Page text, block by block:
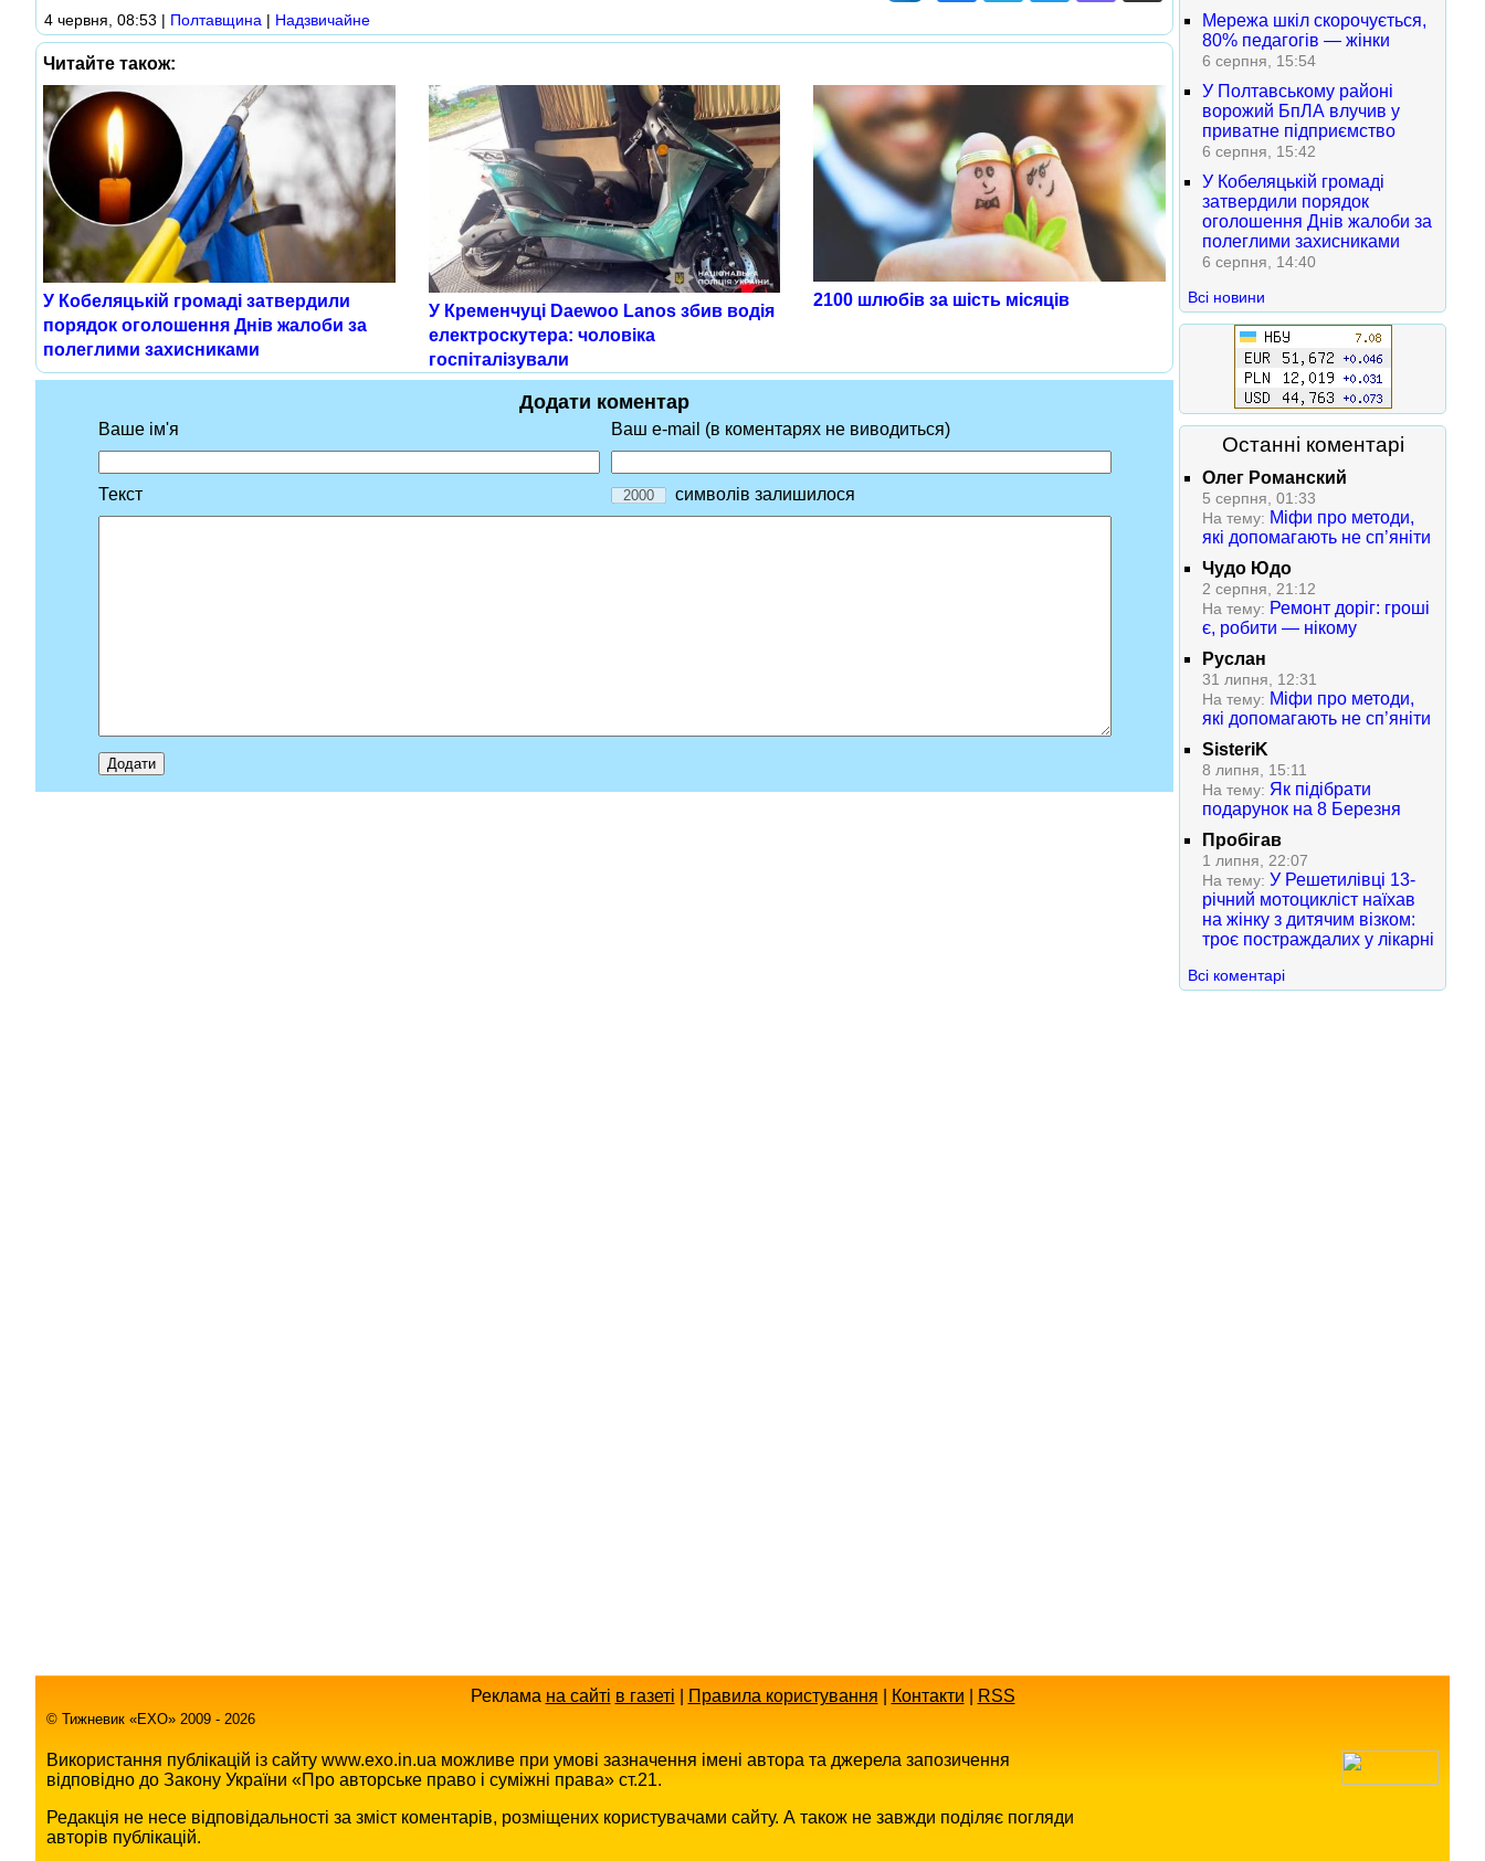
4 червня, 08:53 | Полтавщина | Надзвичайне
Читайте також:
У Кобеляцькій громаді затвердили
порядок оголошення Днів жалоби за
полеглими захисниками
У Кременчуці Daewoo Lanos збив водія
електроскутера: чоловіка
госпіталізували
2100 шлюбів за шість місяців
Додати коментар
Ваше ім'я Ваш e-mail (в коментарях не виводиться)
Текст символів залишилося
Мережа шкіл скорочується,
80% педагогів — жінки
6 серпня, 15:54
У Полтавському районі
ворожий БпЛА влучив у
приватне підприємство
6 серпня, 15:42
У Кобеляцькій громаді
затвердили порядок
оголошення Днів жалоби за
полеглими захисниками
6 серпня, 14:40
Всі новини
Останні коментарі
Олег Романский
5 серпня, 01:33
На тему: Міфи про методи,
які допомагають не сп’яніти
Чудо Юдо
2 серпня, 21:12
На тему: Ремонт доріг: гроші
є, робити — нікому
Руслан
31 липня, 12:31
На тему: Міфи про методи,
які допомагають не сп’яніти
SisteriK
8 липня, 15:11
На тему: Як підібрати
подарунок на 8 Березня
Пробігав
1 липня, 22:07
На тему: У Решетилівці 13-
річний мотоцикліст наїхав
на жінку з дитячим візком:
троє постраждалих у лікарні
Всі коментарі
Реклама на сайті в газеті Правила користування Контакти RSS
© Тижневик «EХO» 2009 - 2026
Використання публікацій із сайту www.exo.in.ua можливе при умові зазначення імені автора та джерела запозичення
відповідно до Закону України «Про авторське право і суміжні права» ст.21.
Редакція не несе відповідальності за зміст коментарів, розміщених користувачами сайту. А також не завжди поділяє погляди
авторів публікацій.